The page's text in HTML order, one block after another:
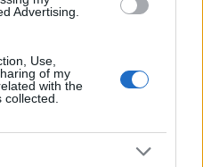
Advertising.
Use,
of my
with the
keresi a válaszokat,
fog a
a hol címkeszerű, hol
drámai hatást
gondolata